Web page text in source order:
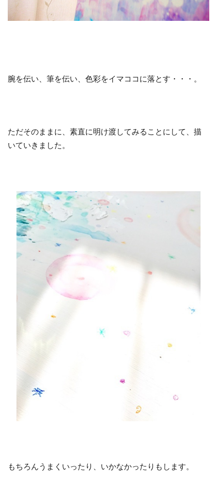
腕を伝い、筆を伝い、色彩をイマココに落とす・・・。
ただそのままに、素直に明け渡してみることにして、描
いていきました。
もちろんうまくいったり、いかなかったりもします。